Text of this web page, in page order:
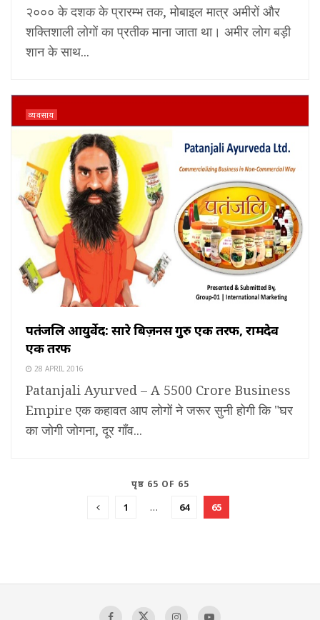
२००० के दशक के प्रारम्भ तक, मोबाइल मात्र अमीरों और
शक्तिशाली लोगों का प्रतीक माना जाता था। अमीर लोग बड़ी
शान के साथ...
व्यवसाय
पतंजलि आयुर्वेद: सारे बिज़नस गुरु एक तरफ, रामदेव
एक तरफ
28 APRIL 2016
Patanjali Ayurved – A 5500 Crore Business
Empire एक कहावत आप लोगों ने जरूर सुनी होगी कि "घर
का जोगी जोगना, दूर गाँव...
पृष्ठ 65 OF 65
1 … 64 65